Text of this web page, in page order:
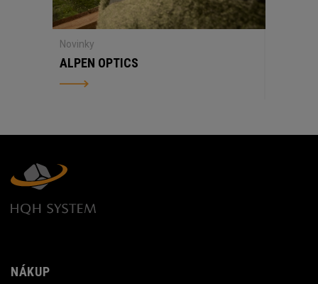
Novinky
ALPEN OPTICS
NÁKUP